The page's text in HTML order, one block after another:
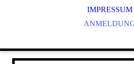
IMPRESSUM